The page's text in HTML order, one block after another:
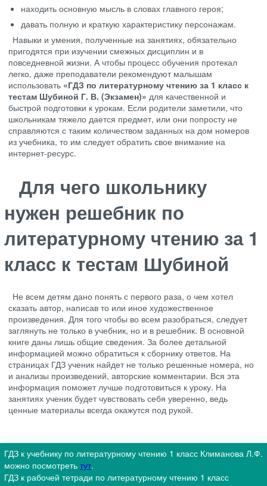
находить основную мысль в словах главного героя;
давать полную и краткую характеристику персонажам.
Навыки и умения, полученные на занятиях, обязательно
пригодятся при изучении смежных дисциплин и в
повседневной жизни. А чтобы процесс обучения протекал
легко, даже преподаватели рекомендуют малышам
использовать «ГДЗ по литературному чтению за 1 класс к
тестам Шубиной Г. В. (Экзамен)» для качественной и
быстрой подготовки к урокам. Если родители заметили, что
школьникам тяжело дается предмет, или они попросту не
справляются с таким количеством заданных на дом номеров
из учебника, то им следует обратить свое внимание на
интернет-ресурс.
Для чего школьнику
нужен решебник по
литературному чтению за 1
класс к тестам Шубиной
Не всем детям дано понять с первого раза, о чем хотел
сказать автор, написав то или иное художественное
произведения. Для того чтобы во всем разобраться, следует
заглянуть не только в учебник, но и в решебник. В основной
книге даны лишь общие сведения. За более детальной
информацией можно обратиться к сборнику ответов. На
страницах ГДЗ ученик найдет не только решенные номера, но
и анализы произведений, авторские комментарии. Вся эта
информация поможет лучше подготовиться к уроку. На
занятиях ученик будет чувствовать себя уверенно, ведь
ценные материалы всегда окажутся под рукой.
ГДЗ к учебнику по литературному чтению 1 класс Климанова Л.Ф.
можно посмотреть тут.
ГДЗ к рабочей тетради по литературному чтению 1 класс